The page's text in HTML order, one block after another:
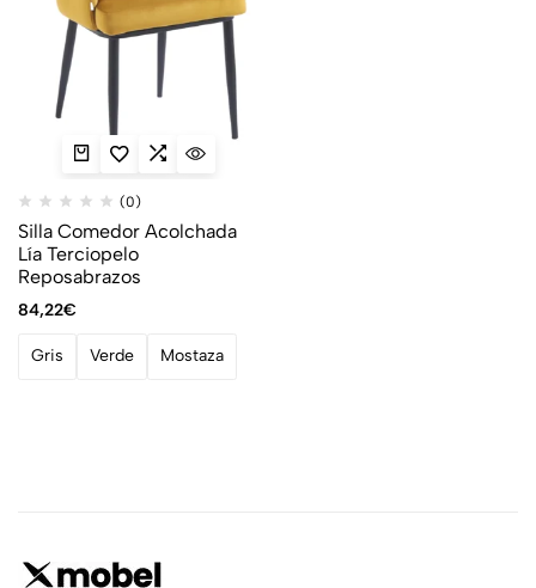
(0)
Silla Comedor Acolchada
Lía Terciopelo
Reposabrazos
84,22€
Gris Verde Mostaza